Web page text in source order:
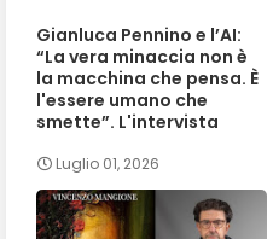
Gianluca Pennino e l’AI:
“La vera minaccia non è
la macchina che pensa. È
l'essere umano che
smette”. L'intervista
Luglio 01, 2026